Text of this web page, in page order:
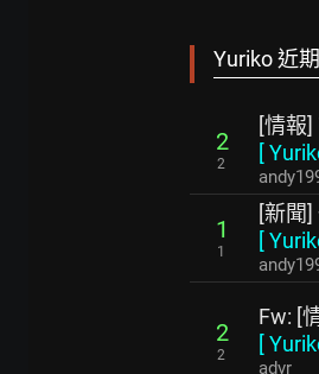
Yuriko 近
2
2
[情報
[
1
1
[新聞
[
2
2
Fw: [
[
advr